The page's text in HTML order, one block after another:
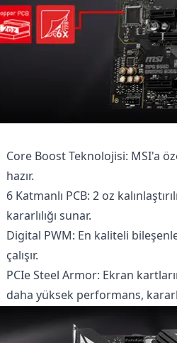
Core Boost Teknolojisi: MSI'a
hazır.
6 Katmanlı PCB: 2 oz
kararlılığı sunar.
Digital PWM: En kaliteli
çalışır.
PCIe Steel Armor: Ekran
daha yüksek performans,